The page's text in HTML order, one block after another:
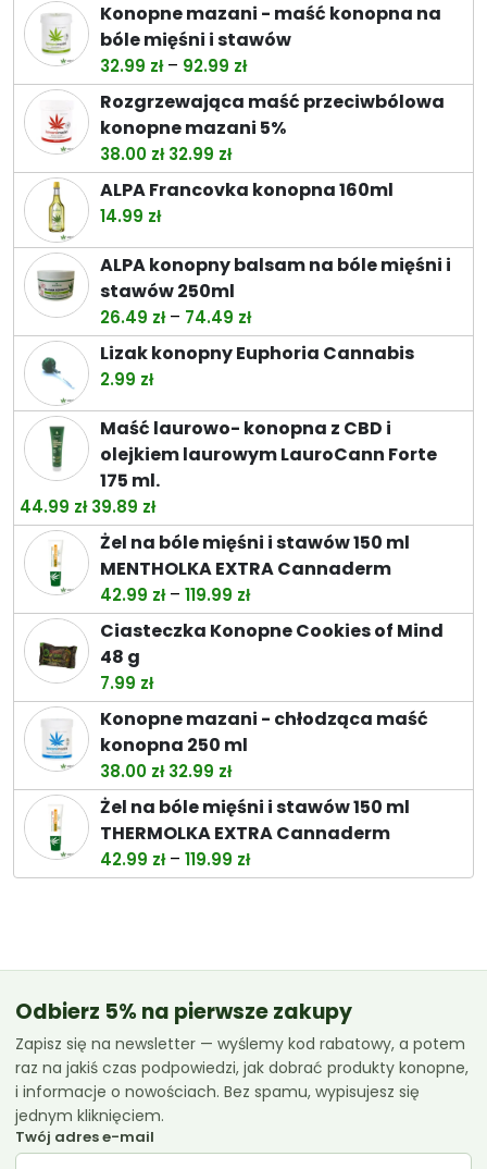
Konopne mazani - maść konopna na
bóle mięśni i stawów
32.99 zł – 92.99 złZakres
cen:
od
do
92.99 zł
Rozgrzewająca maść przeciwbólowa
konopne mazani 5%
38.00 zł Pierwotna
cena
32.99 złAktualna
cena
ALPA Francovka konopna 160ml
14.99 zł
ALPA konopny balsam na bóle mięśni i
stawów 250ml
26.49 zł – 74.49 złZakres
cen:
od
do
74.49 zł
Lizak konopny Euphoria Cannabis
2.99 zł
Maść laurowo- konopna z CBD i
olejkiem laurowym LauroCann Forte
175 ml.
44.99 zł Pierwotna
cena
wynosiła:
44.99 zł.
39.89 złAktualna
cena
wynosi:
39.89 zł.
Żel na bóle mięśni i stawów 150 ml
MENTHOLKA EXTRA Cannaderm
42.99 zł – 119.99 złZakres
cen:
od
do
119.99 zł
Ciasteczka Konopne Cookies of Mind
48 g
7.99 zł
Konopne mazani - chłodząca maść
konopna 250 ml
38.00 zł Pierwotna
cena
wynosiła:
38.00 zł.
32.99 złAktualna
cena
wynosi:
32.99 zł.
Żel na bóle mięśni i stawów 150 ml
THERMOLKA EXTRA Cannaderm
42.99 zł – 119.99 złZakres
cen:
Odbierz 5% na pierwsze zakupy
Zapisz się na newsletter — wyślemy kod rabatowy, a potem
raz na jakiś czas podpowiedzi, jak dobrać produkty konopne,
i informacje o nowościach. Bez spamu, wypisujesz się
jednym kliknięciem.
Twój adres e-mail